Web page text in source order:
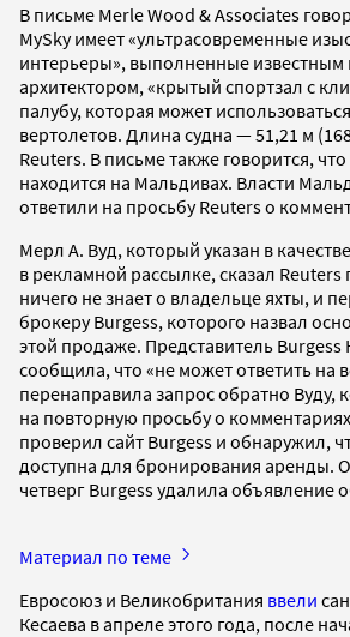
В письме Merle Wood & Associates
MySky имеет «ультрасовременные
интерьеры», выполненные известным
архитектором, «крытый спортзал с
палубу, которая может
вертолетов. Длина судна — 51,21 м
Reuters. В письме также говорится, что
находится на Мальдивах. Власти
ответили на просьбу Reuters о
Мерл А. Вуд, который указан в
в рекламной рассылке, сказал Reuters
ничего не знает о владельце яхты, и
брокеру Burgess, которого назвал
этой продаже. Представитель
сообщила, что «не может ответить на
перенаправила запрос обратно Вуду,
на повторную просьбу о
проверил сайт Burgess и обнаружил,
доступна для бронирования аренды.
четверг Burgess удалила объявление
Материал по теме
Евросоюз и Великобритания ввели
Кесаева в апреле этого года, после